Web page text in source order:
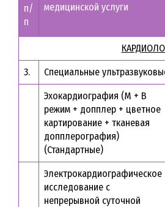
медицинской услуги
п/
п
3. Специальные
Эхокардиография (М + В
режим + допплер + цветное
картирование + тканевая
допплерография)
(Стандартные)
Электрокардиографическое
исследование с
непрерывной суточной